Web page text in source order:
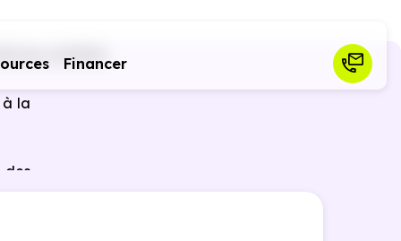
Financer
Birieux (01330)
à la
des